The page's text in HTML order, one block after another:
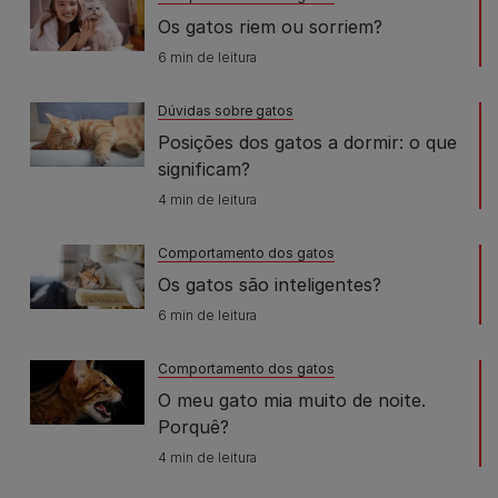
Os gatos riem ou sorriem?
6 min de leitura
Dúvidas sobre gatos
Posições dos gatos a dormir: o que
significam?
4 min de leitura
Comportamento dos gatos
Os gatos são inteligentes?
6 min de leitura
Comportamento dos gatos
O meu gato mia muito de noite.
Porquê?
4 min de leitura